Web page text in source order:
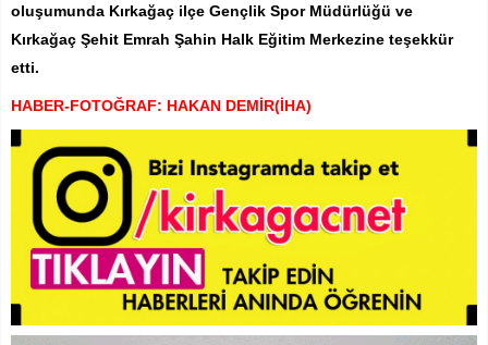
oluşumunda Kırkağaç ilçe Gençlik Spor Müdürlüğü ve
Kırkağaç Şehit Emrah Şahin Halk Eğitim Merkezine teşekkür
etti.
HABER-FOTOĞRAF: HAKAN DEMİR(İHA)